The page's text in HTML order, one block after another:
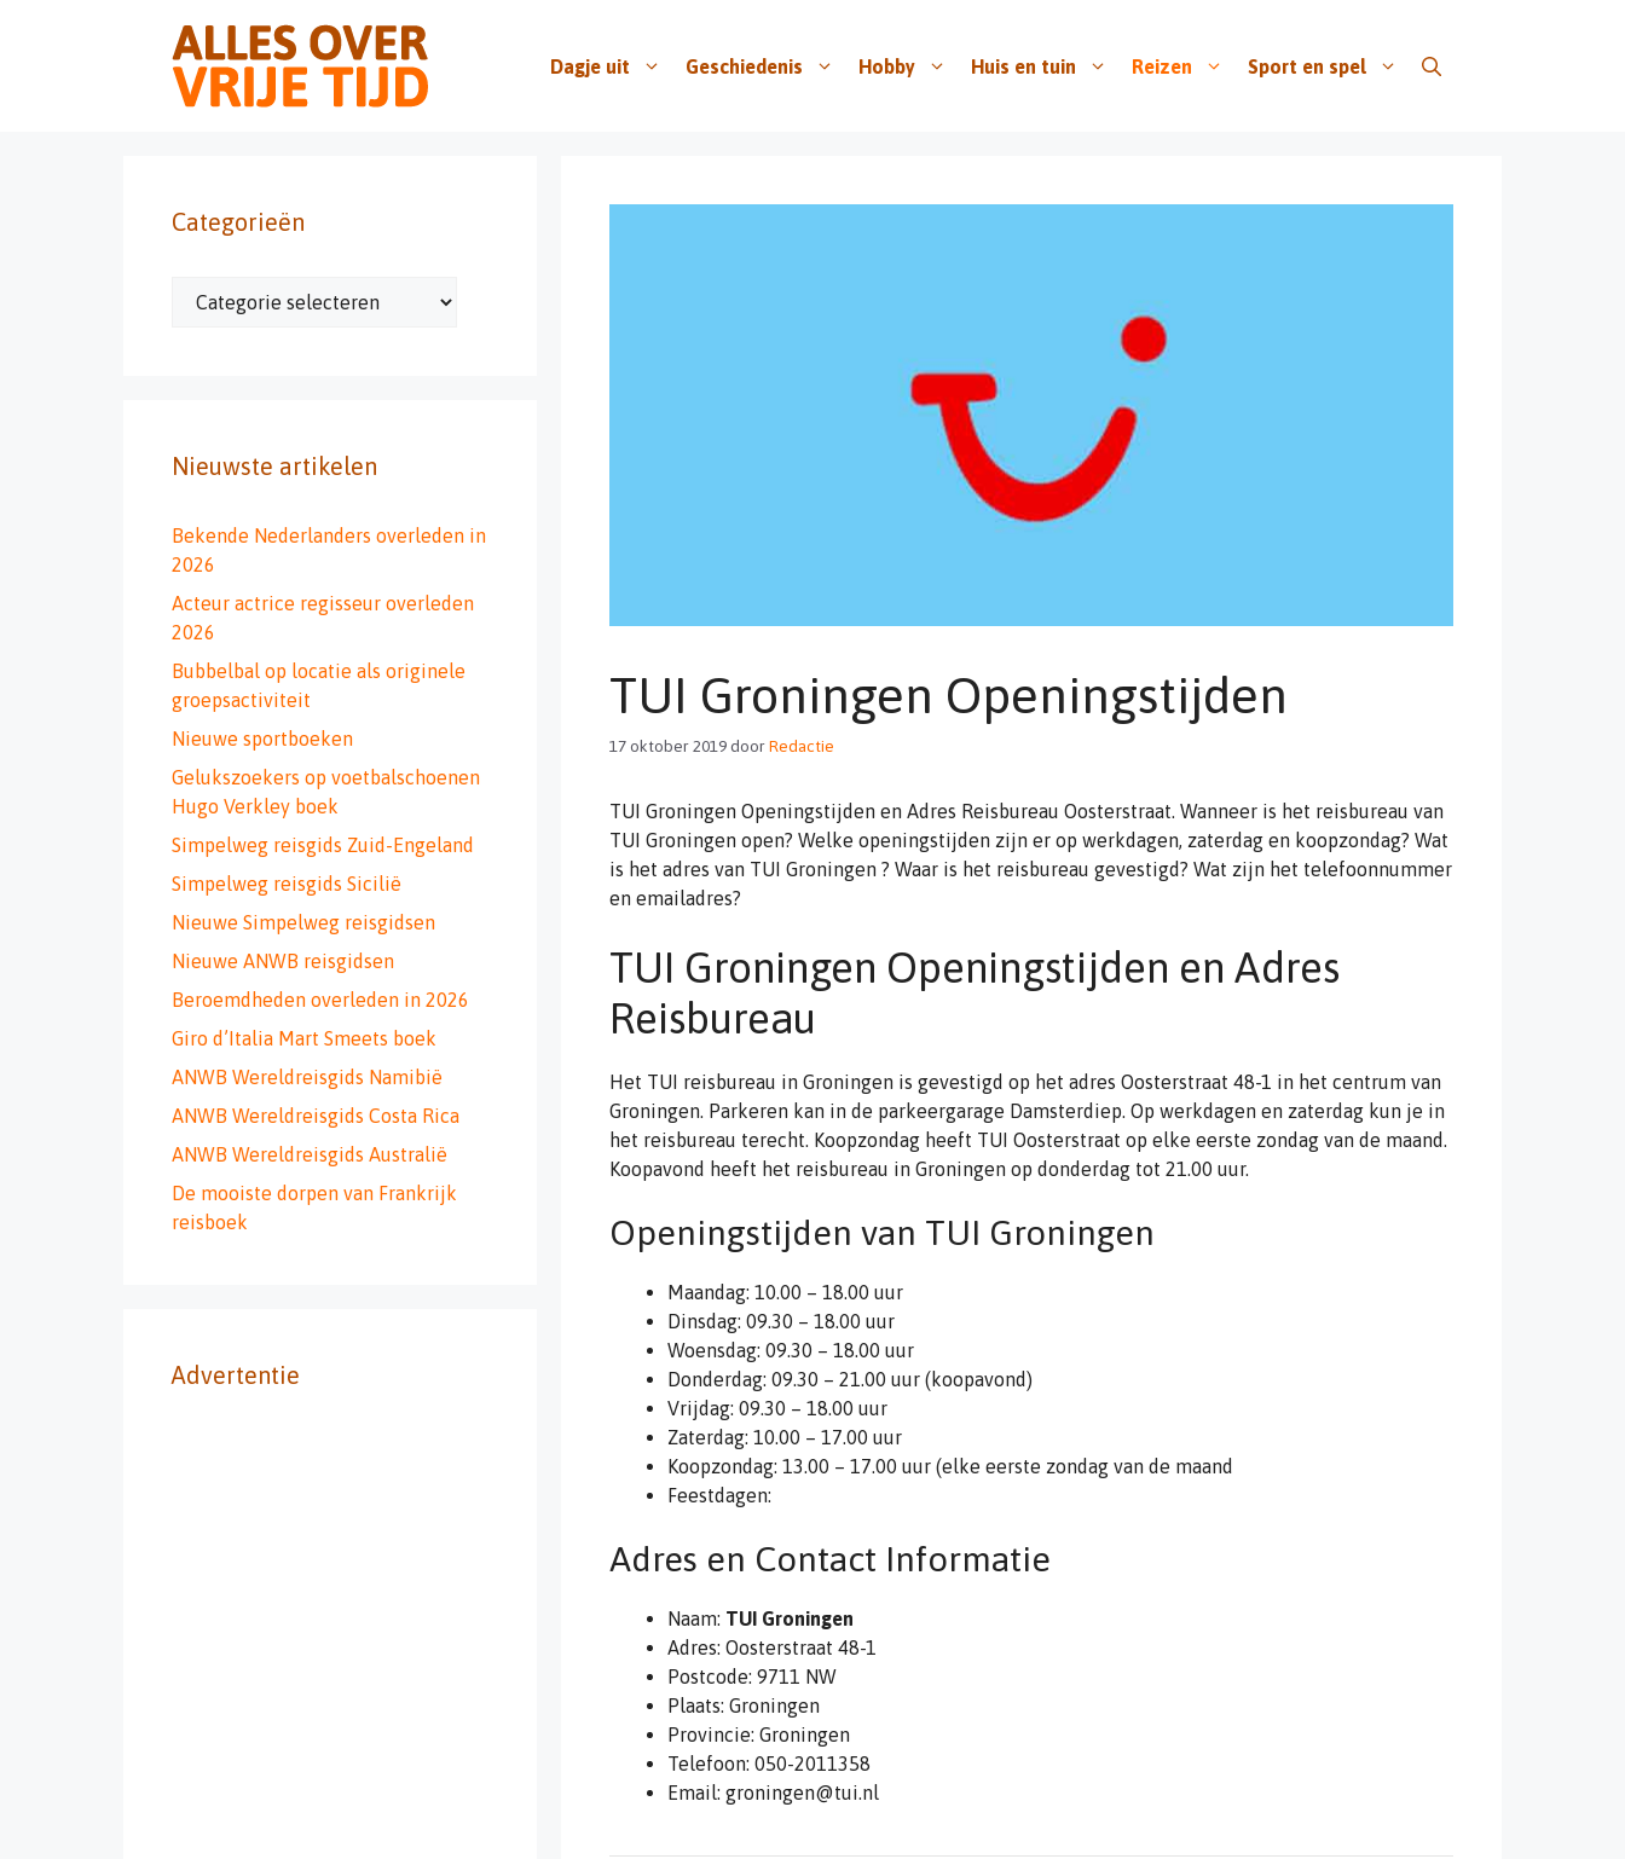
Dagje uit Geschiedenis Hobby Huis en tuin Reizen Sport en spel
TUI Groningen Openingstijden
17 oktober 2019doorRedactie
TUI Groningen Openingstijden en Adres Reisbureau Oosterstraat. Wanneer is het reisbureau van
TUI Groningen open? Welke openingstijden zijn er op werkdagen, zaterdag en koopzondag? Wat
is het adres van TUI Groningen ? Waar is het reisbureau gevestigd? Wat zijn het telefoonnummer
en emailadres?
TUI Groningen Openingstijden en Adres
Reisbureau
Het TUI reisbureau in Groningen is gevestigd op het adres Oosterstraat 48-1 in het centrum van
Groningen. Parkeren kan in de parkeergarage Damsterdiep. Op werkdagen en zaterdag kun je in
het reisbureau terecht. Koopzondag heeft TUI Oosterstraat op elke eerste zondag van de maand.
Koopavond heeft het reisbureau in Groningen op donderdag tot 21.00 uur.
Openingstijden van TUI Groningen
Maandag: 10.00 – 18.00 uur
Dinsdag: 09.30 – 18.00 uur
Woensdag: 09.30 – 18.00 uur
Donderdag: 09.30 – 21.00 uur (koopavond)
Vrijdag: 09.30 – 18.00 uur
Zaterdag: 10.00 – 17.00 uur
Koopzondag: 13.00 – 17.00 uur (elke eerste zondag van de maand
Feestdagen:
Adres en Contact Informatie
Naam: TUI Groningen
Adres: Oosterstraat 48-1
Postcode: 9711 NW
Plaats: Groningen
Provincie: Groningen
Telefoon: 050-2011358
Email: groningen@tui.nl
Categorieën
Categorieën
Nieuwste artikelen
Bekende Nederlanders overleden in
2026
Acteur actrice regisseur overleden
2026
Bubbelbal op locatie als originele
groepsactiviteit
Nieuwe sportboeken
Gelukszoekers op voetbalschoenen
Hugo Verkley boek
Simpelweg reisgids Zuid-Engeland
Simpelweg reisgids Sicilië
Nieuwe Simpelweg reisgidsen
Nieuwe ANWB reisgidsen
Beroemdheden overleden in 2026
Giro d’Italia Mart Smeets boek
ANWB Wereldreisgids Namibië
ANWB Wereldreisgids Costa Rica
ANWB Wereldreisgids Australië
De mooiste dorpen van Frankrijk
reisboek
Advertentie